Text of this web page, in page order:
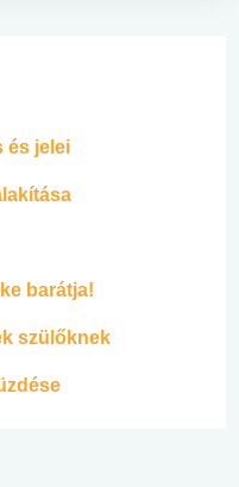
és jelei
barátja!
szülőknek